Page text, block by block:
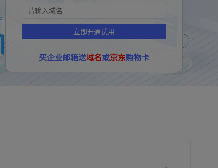
立即开通试用
买企业邮箱送域名或京东购物卡